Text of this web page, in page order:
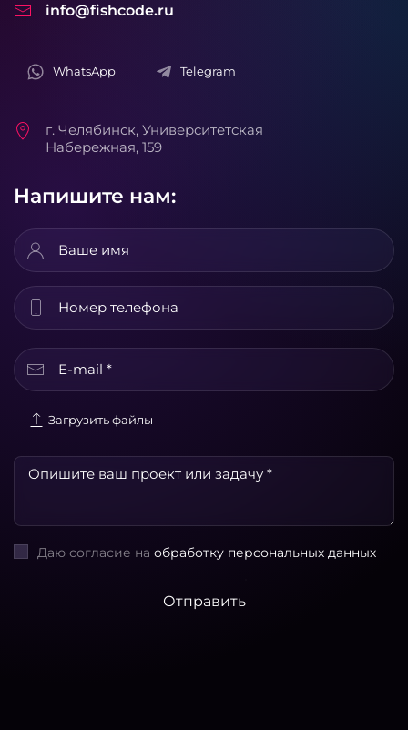
info@fishcode.ru
WhatsApp Telegram
г. Челябинск, Университетская
Набережная, 159
Напишите нам:
Загрузить файлы
Даю согласие на обработку персональных данных
Отправить